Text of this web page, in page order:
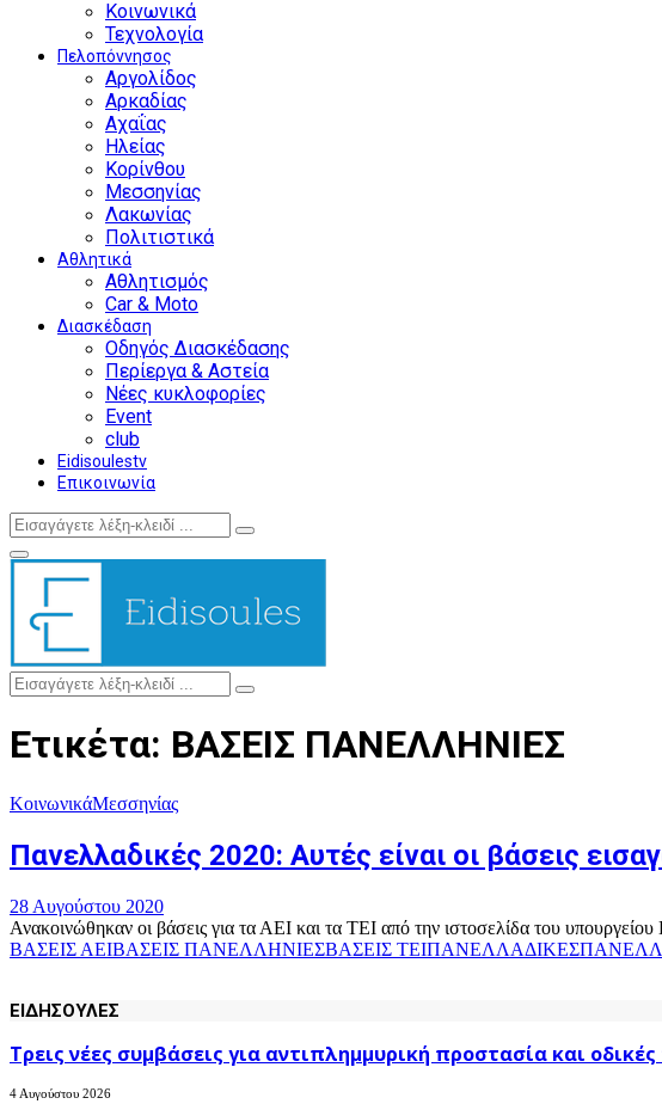
Κοινωνικά
Τεχνολογία
Πελοπόννησος
Αργολίδος
Αρκαδίας
Αχαΐας
Ηλείας
Κορίνθου
Μεσσηνίας
Λακωνίας
Πολιτιστικά
Αθλητικά
Αθλητισμός
Car & Moto
Διασκέδαση
Οδηγός Διασκέδασης
Περίεργα & Αστεία
Νέες κυκλοφορίες
Event
club
Eidisoulestv
Επικοινωνία
Search
for:
Search
Facebook
Twitter
Instagram
Youtube
Primary
Menu
Search
for:
Search
Ετικέτα: ΒΑΣΕΙΣ ΠΑΝΕΛΛΗΝΙΕΣ
ΚοινωνικάΜεσσηνίας
Πανελλαδικές 2020: Αυτές είναι οι βάσεις
28 Αυγούστου 2020
Ανακοινώθηκαν οι βάσεις για τα ΑΕΙ και τα ΤΕΙ από την ιστοσελίδα του
ΒΑΣΕΙΣ ΑΕΙΒΑΣΕΙΣ ΠΑΝΕΛΛΗΝΙΕΣΒΑΣΕΙΣ ΤΕΙΠΑΝΕΛΛΑΔΙΚΕΣ
ΕΙΔΗΣΟΥΛΕΣ
Τρεις νέες συμβάσεις για αντιπλημμυρική προστασία και
4 Αυγούστου 2026